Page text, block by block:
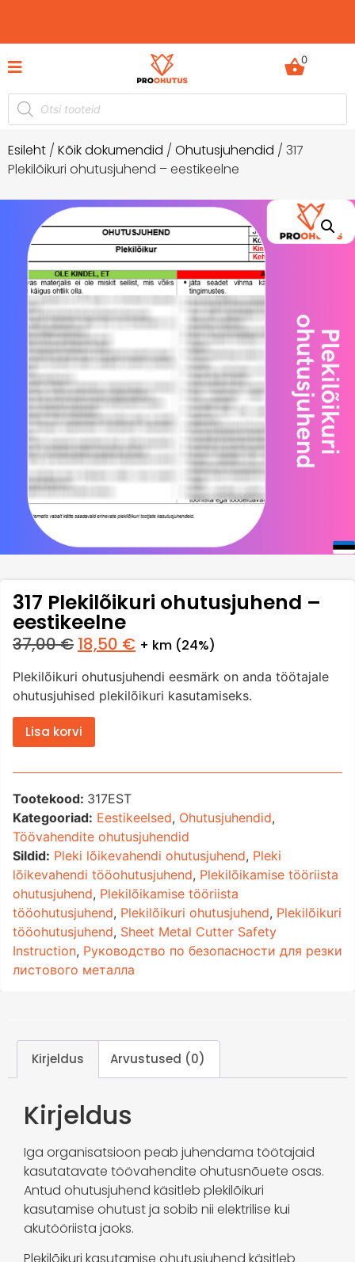
komplektid hetkel -60%
soodustusega!
0
Esileht / Kõik dokumendid / Ohutusjuhendid / 317
Plekilõikuri ohutusjuhend – eestikeelne
317 Plekilõikuri ohutusjuhend –
eestikeelne
37,00€ 18,50 € + km (24%)
Plekilõikuri ohutusjuhendi eesmärk on anda töötajale
ohutusjuhised plekilõikuri kasutamiseks.
Lisa korvi
Tootekood: 317EST
Kategooriad: Eestikeelsed, Ohutusjuhendid,
Töövahendite ohutusjuhendid
Sildid: Pleki lõikevahendi ohutusjuhend, Pleki
lõikevahendi tööohutusjuhend, Plekilõikamise tööriista
ohutusjuhend, Plekilõikamise tööriista
tööohutusjuhend, Plekilõikuri ohutusjuhend, Plekilõikuri
tööohutusjuhend, Sheet Metal Cutter Safety
Instruction, Руководство по безопасности для резки
листового металла
Kirjeldus Arvustused (0)
Kirjeldus
Iga organisatsioon peab juhendama töötajaid
kasutatavate töövahendite ohutusnõuete osas.
Antud ohutusjuhend käsitleb plekilõikuri
kasutamise ohutust ja sobib nii elektrilise kui
akutööriista jaoks.
Plekilõikuri kasutamise ohutusjuhend käsitleb